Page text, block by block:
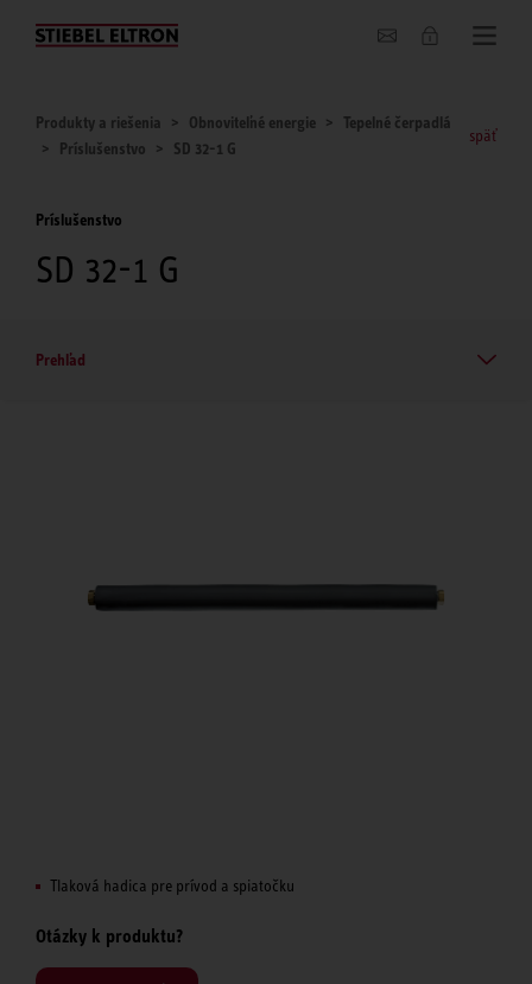
O nás
Produkty a riešenia Obnoviteľné energie
Tepelné čerpadlá
Príslušenstvo
SD 32-1 G
späť
Príslušenstvo
SD 32-1 G
Prehľad
Tlaková hadica pre prívod a spiatočku
Otázky k produktu?